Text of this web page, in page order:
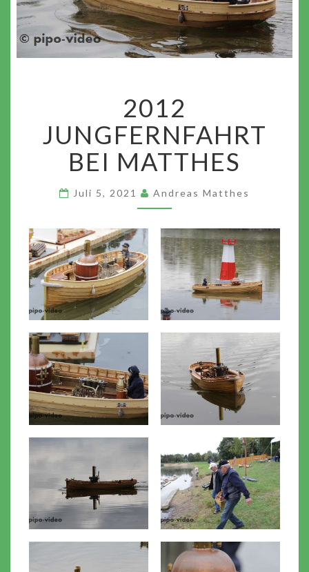
JUNGFERNFAHRT
BEI
MATTHES
2012
JUNGFERNFAHRT
BEI MATTHES
Juli 5, 2021 Andreas Matthes